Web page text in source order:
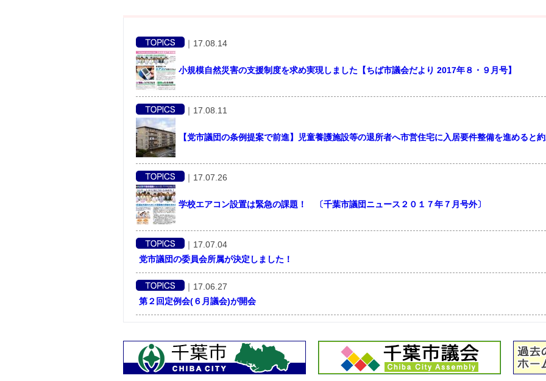
｜ 17.08.14
小規模自然災害の支援制度を求め実現しました【ちば市議会だより 2017年８・９月号】
｜ 17.08.11
【党市議団の条例提案で前進】児童養護施設等の退所者へ市営住宅に入居要件整備を進めると
｜ 17.07.26
学校エアコン設置は緊急の課題！ 〔千葉市議団ニュース２０１７年７月号外〕
｜ 17.07.04
党市議団の委員会所属が決定しました！
｜ 17.06.27
第２回定例会(６月議会)が開会
一人ひとりを大切にする市政を求めます！第２回定例会が開催！
｜17.06.16